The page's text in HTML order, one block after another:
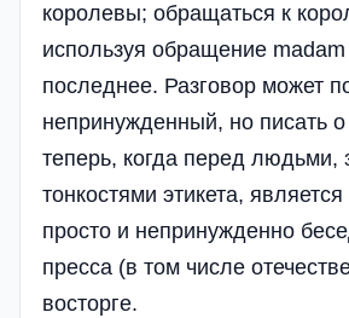
королевы; обращаться к
используя обращение
последнее. Разговор может
непринужденный, но писать
теперь, когда перед людьми,
тонкостями этикета,
просто и непринужденно
пресса (в том числе
восторге.